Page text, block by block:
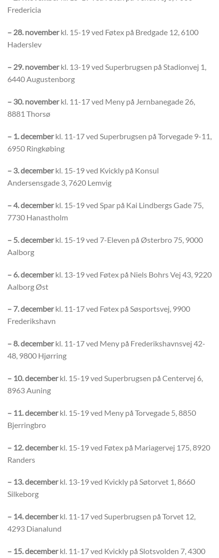
Fredericia
– 28. novemberkl. 15-19 ved Føtex på Bredgade 12, 6100
Haderslev
– 29. novemberkl. 13-19 ved Superbrugsen på Stadionvej 1,
6440 Augustenborg
– 30. novemberkl. 11-17 ved Meny på Jernbanegade 26,
8881 Thorsø
– 1. decemberkl. 11-17 ved Superbrugsen på Torvegade 9-11,
6950 Ringkøbing
– 3. decemberkl. 15-19 ved Kvickly på Konsul
Andersensgade 3, 7620 Lemvig
– 4. decemberkl. 15-19 ved Spar på Kai Lindbergs Gade 75,
7730 Hanastholm
– 5. decemberkl. 15-19 ved 7-Eleven på Østerbro 75, 9000
Aalborg
– 6. decemberkl. 13-19 ved Føtex på Niels Bohrs Vej 43, 9220
Aalborg Øst
– 7. decemberkl. 11-17 ved Føtex på Søsportsvej, 9900
Frederikshavn
– 8. decemberkl. 11-17 ved Meny på Frederikshavnsvej 42-
48, 9800 Hjørring
– 10. decemberkl. 15-19 ved Superbrugsen på Centervej 6,
8963 Auning
– 11. decemberkl. 15-19 ved Meny på Torvegade 5, 8850
Bjerringbro
– 12. decemberkl. 15-19 ved Føtex på Mariagervej 175, 8920
Randers
– 13. decemberkl. 13-19 ved Kvickly på Søtorvet 1, 8660
Silkeborg
– 14. decemberkl. 11-17 ved Superbrugsen på Torvet 12,
4293 Dianalund
– 15. decemberkl. 11-17 ved Kvickly på Slotsvolden 7, 4300